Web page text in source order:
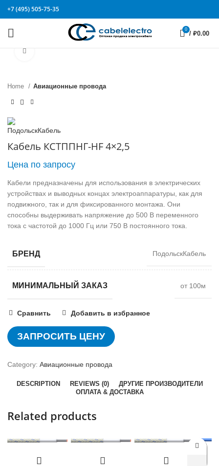
+7 (495) 505-75-35
0
/ ₽0.00
Home Авиационные провода
Кабель КСТППНГ-HF 4×2,5
Цена по запросу
Кабели предназначены для использования в электрических
устройствах и выводных концах электроаппаратуры, как для
подвижного, так и для фиксированного монтажа. Они
способны выдерживать напряжение до 500 В переменного
тока с частотой до 1000 Гц или 750 В постоянного тока.
БРЕНД ПодольскКабель
МИНИМАЛЬНЫЙ ЗАКАЗ от 100м
Сравнить Добавить в избранное
ЗАПРОСИТЬ ЦЕНУ
Category: Авиационные провода
DESCRIPTION REVIEWS (0)
ДРУГИЕ ПРОИЗВОДИТЕЛИ
ОПЛАТА & ДОСТАВКА
Related products